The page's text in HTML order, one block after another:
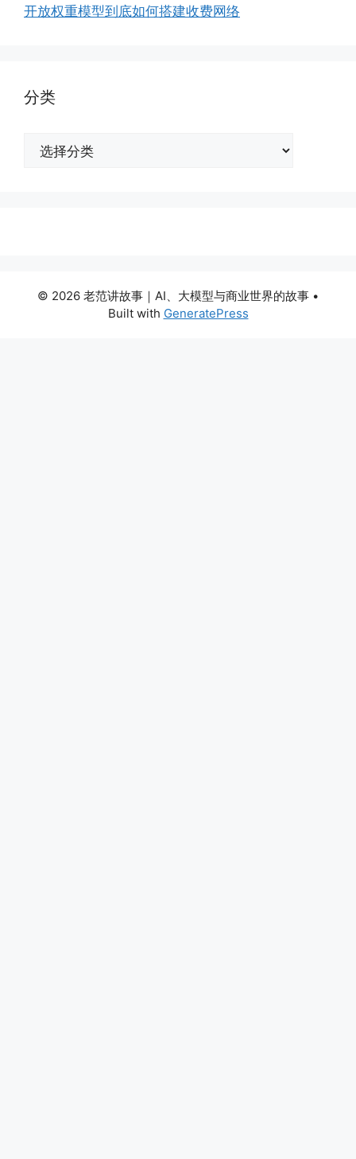
开放权重模型到底如何搭建收费网络
分类
© 2026 老范讲故事｜AI、大模型与商业世界的故事 •
Built with GeneratePress